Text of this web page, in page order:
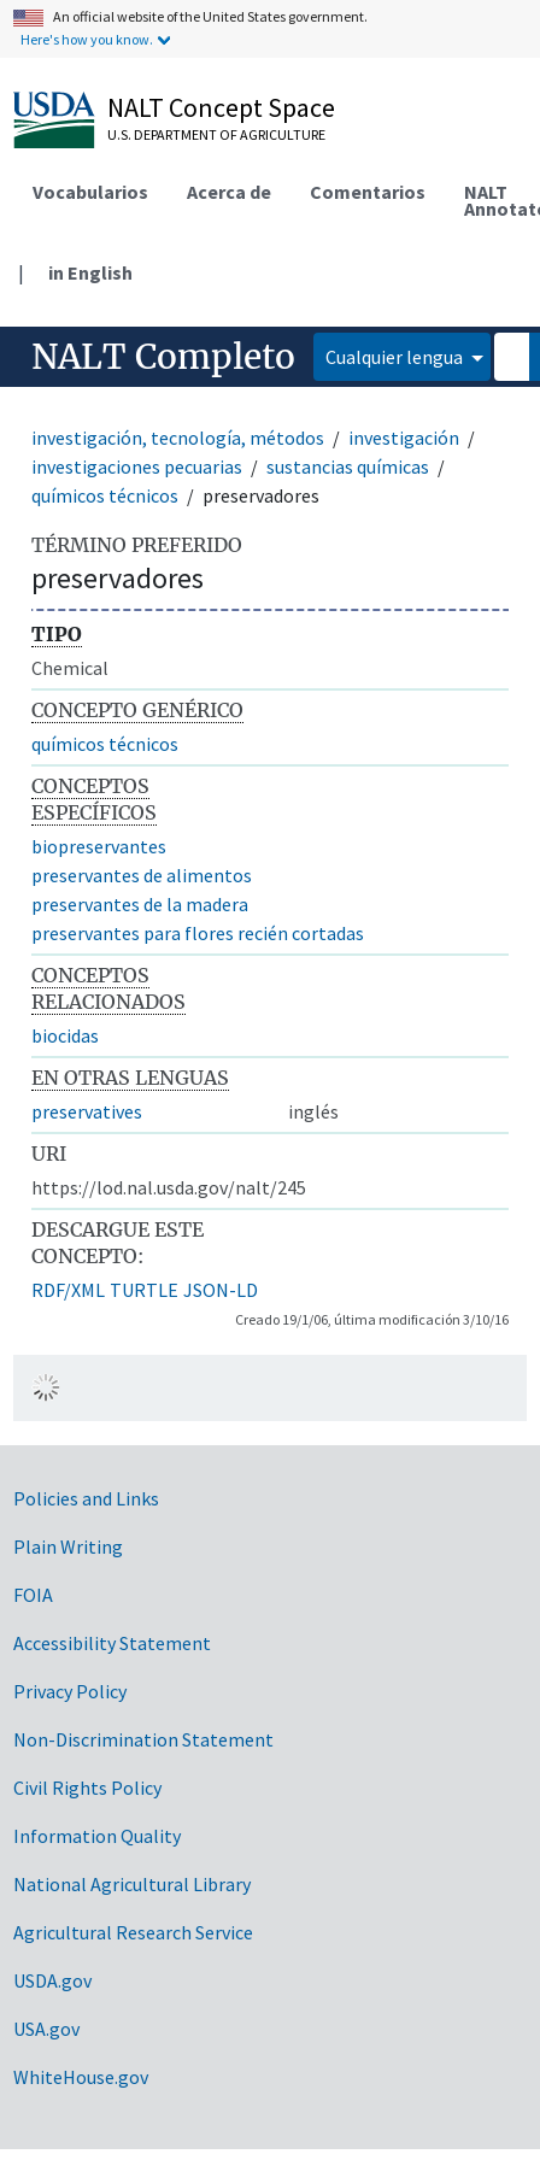
An official website of the United States government.
Here's how you know.
NALT Concept Space
U.S. DEPARTMENT OF AGRICULTURE
Vocabularios Acerca de Comentarios NALT
| in English
NALT Completo Cualquier lengua
investigación, tecnología, métodos
investigación
investigaciones pecuarias
sustancias químicas
químicos técnicos
preservadores
TÉRMINO PREFERIDO
preservadores
TIPO
Chemical
CONCEPTO GENÉRICO
químicos técnicos
CONCEPTOS
ESPECÍFICOS
biopreservantes
preservantes de alimentos
preservantes de la madera
preservantes para flores recién cortadas
CONCEPTOS
RELACIONADOS
biocidas
EN OTRAS LENGUAS
preservatives
inglés
URI
https://lod.nal.usda.gov/nalt/245
DESCARGUE ESTE
CONCEPTO:
RDF/XML TURTLE JSON-LD
Creado 19/1/06, última modificación 3/10/16
Government Links
Policies and Links
Plain Writing
FOIA
Accessibility Statement
Privacy Policy
Non-Discrimination Statement
Civil Rights Policy
Information Quality
National Agricultural Library
Agricultural Research Service
USDA.gov
USA.gov
WhiteHouse.gov